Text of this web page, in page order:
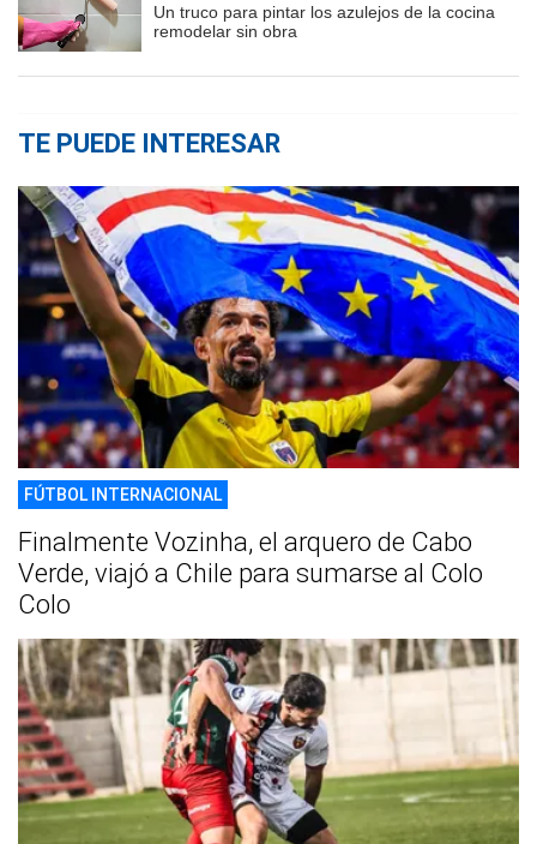
Un truco para pintar los azulejos de la cocina
remodelar sin obra
TE PUEDE INTERESAR
FÚTBOL INTERNACIONAL
Finalmente Vozinha, el arquero de Cabo
Verde, viajó a Chile para sumarse al Colo
Colo